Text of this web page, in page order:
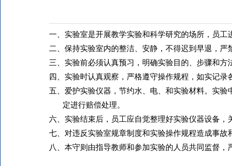
一、 实验室是开展教学实验和科学研究的场所，员工
二、 保持实验室内的整洁、安静，不得迟到早退，严
三、 实验前必须认真预习，明确实验目的、步骤和方
四、 实验时认真观察，严格遵守操作规程，如实记录
五、 爱护实验仪器，节约水、电、和实验材料。实
定进行赔偿处理。
六、 实验结束后，员工应自觉整理好实验仪器设备，
七、 对违反实验室规章制度和实验操作规程造成事故
八、 本守则由指导教师和参加实验的人员共同监督，